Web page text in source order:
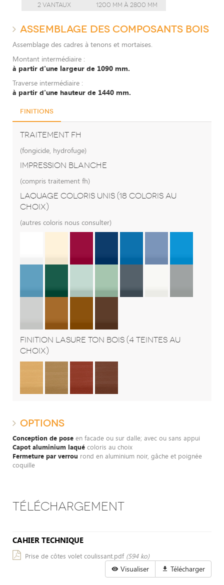
2 vantaux 1200 mm à 2800 mm
ASSEMBLAGE DES COMPOSANTS BOIS
Assemblage des cadres à tenons et mortaises.
Montant intermédiaire :
à partir d'une largeur de 1090 mm.
Traverse intermédiaire :
à partir d'une hauteur de 1440 mm.
Finitions
TRAITEMENT FH
(fongicide, hydrofuge)
IMPRESSION BLANCHE
(compris traitement fh)
LAQUAGE COLORIS UNIS (18 COLORIS AU
CHOIX)
(autres coloris nous consulter)
FINITION LASURE TON BOIS (4 TEINTES AU
CHOIX)
OPTIONS
Conception de pose en facade ou sur dalle; avec ou sans appui
Capot aluminium laqué coloris au choix
Fermeture par verrou rond en aluminium noir, gâche et poignée
coquille
TÉLÉCHARGEMENT
CAHIER TECHNIQUE
Prise de côtes volet coulissant.pdf (594 ko)
Visualiser Télécharger